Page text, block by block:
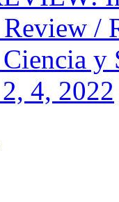
/
y
4, 2022